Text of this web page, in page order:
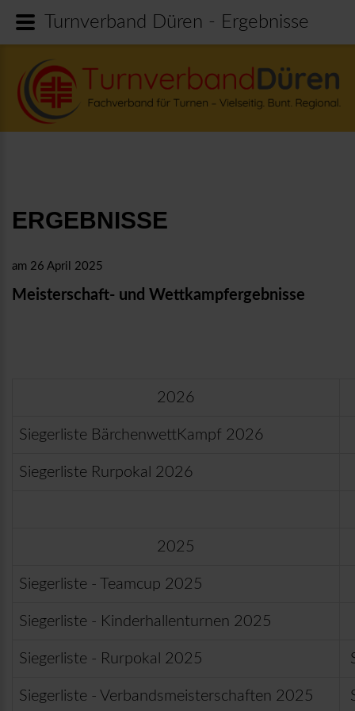
ERGEBNISSE
am 26 April 2025
Meisterschaft- und Wettkampfergebnisse
2026
Siegerliste BärchenwettKampf 2026
Siegerliste Rurpokal 2026
2025
Siegerliste - Teamcup 2025
Siegerliste - Kinderhallenturnen 2025
Siegerliste - Rurpokal 2025
Siegerliste - Verbandsmeisterschaften 2025
Turnverband Düren - Ergebnisse